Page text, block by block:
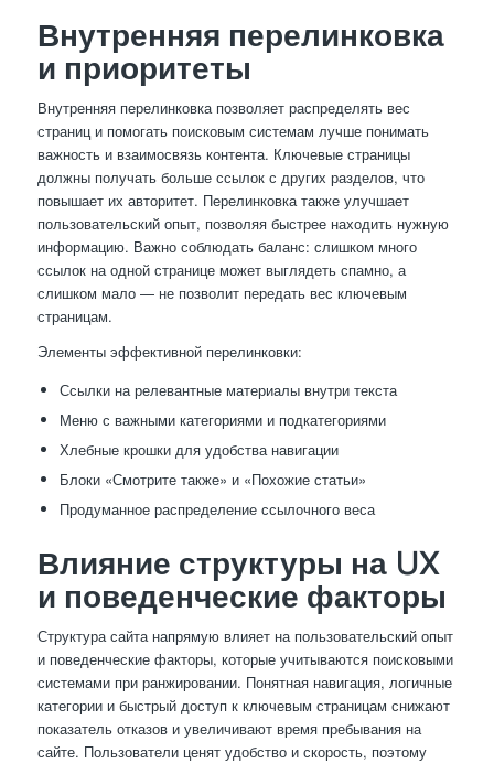
Внутренняя перелинковка
и приоритеты
Внутренняя перелинковка позволяет распределять вес
страниц и помогать поисковым системам лучше понимать
важность и взаимосвязь контента. Ключевые страницы
должны получать больше ссылок с других разделов, что
повышает их авторитет. Перелинковка также улучшает
пользовательский опыт, позволяя быстрее находить нужную
информацию. Важно соблюдать баланс: слишком много
ссылок на одной странице может выглядеть спамно, а
слишком мало — не позволит передать вес ключевым
страницам.
Элементы эффективной перелинковки:
Ссылки на релевантные материалы внутри текста
Меню с важными категориями и подкатегориями
Хлебные крошки для удобства навигации
Блоки «Смотрите также» и «Похожие статьи»
Продуманное распределение ссылочного веса
Влияние структуры на UX
и поведенческие факторы
Структура сайта напрямую влияет на пользовательский опыт
и поведенческие факторы, которые учитываются поисковыми
системами при ранжировании. Понятная навигация, логичные
категории и быстрый доступ к ключевым страницам снижают
показатель отказов и увеличивают время пребывания на
сайте. Пользователи ценят удобство и скорость, поэтому